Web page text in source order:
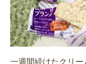
一週間続けたクリー